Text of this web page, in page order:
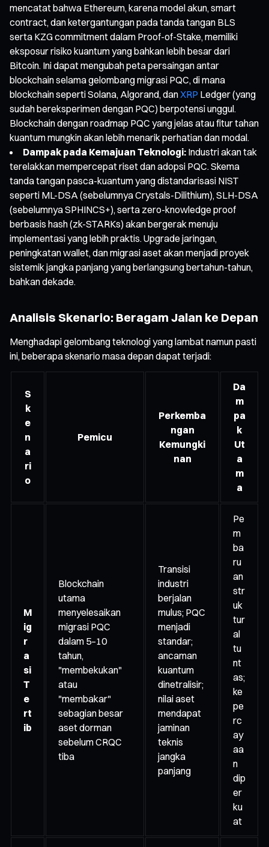
mencatat bahwa Ethereum, karena model akun, smart
contract, dan ketergantungan pada tanda tangan BLS
serta KZG commitment dalam Proof-of-Stake, memiliki
eksposur risiko kuantum yang bahkan lebih besar dari
Bitcoin. Ini dapat mengubah peta persaingan antar
blockchain selama gelombang migrasi PQC, di mana
blockchain seperti Solana, Algorand, dan XRP Ledger (yang
sudah bereksperimen dengan PQC) berpotensi unggul.
Blockchain dengan roadmap PQC yang jelas atau fitur tahan
kuantum mungkin akan lebih menarik perhatian dan modal.
Dampak pada Kemajuan Teknologi: Industri akan tak
terelakkan mempercepat riset dan adopsi PQC. Skema
tanda tangan pasca-kuantum yang distandarisasi NIST
seperti ML-DSA (sebelumnya Crystals-Dilithium), SLH-DSA
(sebelumnya SPHINCS+), serta zero-knowledge proof
berbasis hash (zk-STARKs) akan bergerak menuju
implementasi yang lebih praktis. Upgrade jaringan,
peningkatan wallet, dan migrasi aset akan menjadi proyek
sistemik jangka panjang yang berlangsung bertahun-tahun,
bahkan dekade.
Analisis Skenario: Beragam Jalan ke Depan
Menghadapi gelombang teknologi yang lambat namun pasti
ini, beberapa skenario masa depan dapat terjadi:
S
k
e
n
a
ri
o
Pemicu
Perkemba
ngan
Kemungki
nan
Da
m
pa
k
Ut
a
m
a
M
ig
r
a
si
T
e
rt
ib
Blockchain
utama
menyelesaikan
migrasi PQC
dalam 5–10
tahun,
"membekukan"
atau
"membakar"
sebagian besar
aset dorman
sebelum CRQC
tiba
Transisi
industri
berjalan
mulus; PQC
menjadi
standar;
ancaman
kuantum
dinetralisir;
nilai aset
mendapat
jaminan
teknis
jangka
panjang
Pe
m
ba
ru
an
str
uk
tur
al
tu
nt
as;
ke
pe
rc
ay
aa
n
dip
er
ku
at